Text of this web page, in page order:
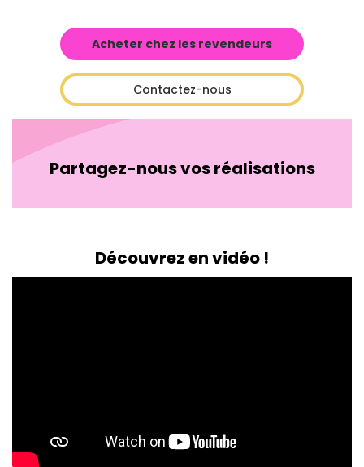
Acheter chez les revendeurs
Contactez-nous
Partagez-nous vos réalisations
Découvrez en vidéo !